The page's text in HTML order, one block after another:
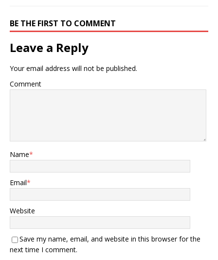
BE THE FIRST TO COMMENT
Leave a Reply
Your email address will not be published.
Comment
Name*
Email*
Website
Save my name, email, and website in this browser for the
next time I comment.